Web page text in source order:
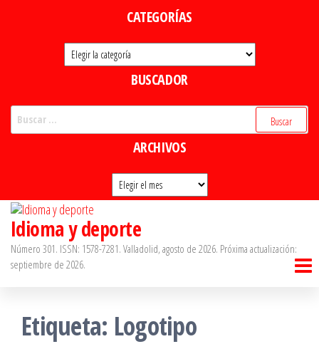
CATEGORÍAS
Categorías
BUSCADOR
ARCHIVOS
Archivos
Idioma y deporte
Número 301. ISSN: 1578-7281. Valladolid, agosto de 2026. Próxima actualización:
septiembre de 2026.
Etiqueta: Logotipo